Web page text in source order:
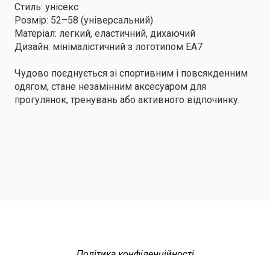
Стиль: унісекс
Розмір: 52–58 (універсальний)
Матеріал: легкий, еластичний, дихаючий
Дизайн: мінімалістичний з логотипом EA7
Чудово поєднується зі спортивним і повсякденним
одягом, стане незамінним аксесуаром для
прогулянок, тренувань або активного відпочинку.